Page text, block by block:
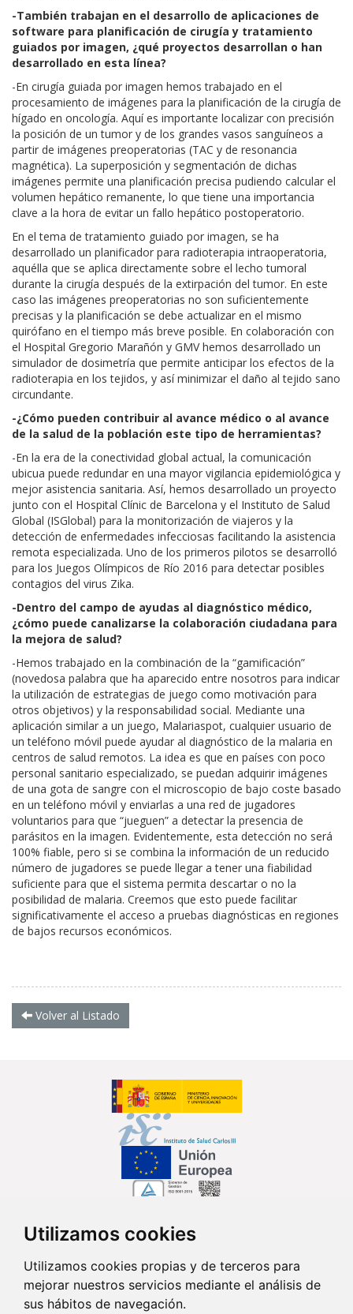
Utilizamos cookies
Utilizamos cookies propias y de terceros para
mejorar nuestros servicios mediante el análisis de
sus hábitos de navegación.
-También trabajan en el desarrollo de aplicaciones de
software para planificación de cirugía y tratamiento
guiados por imagen, ¿qué proyectos desarrollan o han
desarrollado en esta línea?
-En cirugía guiada por imagen hemos trabajado en el
procesamiento de imágenes para la planificación de la cirugía de
hígado en oncología. Aquí es importante localizar con precisión
la posición de un tumor y de los grandes vasos sanguíneos a
partir de imágenes preoperatorias (TAC y de resonancia
magnética). La superposición y segmentación de dichas
imágenes permite una planificación precisa pudiendo calcular el
volumen hepático remanente, lo que tiene una importancia
clave a la hora de evitar un fallo hepático postoperatorio.
En el tema de tratamiento guiado por imagen, se ha
desarrollado un planificador para radioterapia intraoperatoria,
aquélla que se aplica directamente sobre el lecho tumoral
durante la cirugía después de la extirpación del tumor. En este
caso las imágenes preoperatorias no son suficientemente
precisas y la planificación se debe actualizar en el mismo
quirófano en el tiempo más breve posible. En colaboración con
el Hospital Gregorio Marañón y GMV hemos desarrollado un
simulador de dosimetría que permite anticipar los efectos de la
radioterapia en los tejidos, y así minimizar el daño al tejido sano
circundante.
-¿Cómo pueden contribuir al avance médico o al avance
de la salud de la población este tipo de herramientas?
-En la era de la conectividad global actual, la comunicación
ubicua puede redundar en una mayor vigilancia epidemiológica y
mejor asistencia sanitaria. Así, hemos desarrollado un proyecto
junto con el Hospital Clínic de Barcelona y el Instituto de Salud
Global (ISGlobal) para la monitorización de viajeros y la
detección de enfermedades infecciosas facilitando la asistencia
remota especializada. Uno de los primeros pilotos se desarrolló
para los Juegos Olímpicos de Río 2016 para detectar posibles
contagios del virus Zika.
-Dentro del campo de ayudas al diagnóstico médico,
¿cómo puede canalizarse la colaboración ciudadana para
la mejora de salud?
-Hemos trabajado en la combinación de la “gamificación”
(novedosa palabra que ha aparecido entre nosotros para indicar
la utilización de estrategias de juego como motivación para
otros objetivos) y la responsabilidad social. Mediante una
aplicación similar a un juego, Malariaspot, cualquier usuario de
un teléfono móvil puede ayudar al diagnóstico de la malaria en
centros de salud remotos. La idea es que en países con poco
personal sanitario especializado, se puedan adquirir imágenes
de una gota de sangre con el microscopio de bajo coste basado
en un teléfono móvil y enviarlas a una red de jugadores
voluntarios para que “jueguen” a detectar la presencia de
parásitos en la imagen. Evidentemente, esta detección no será
100% fiable, pero si se combina la información de un reducido
número de jugadores se puede llegar a tener una fiabilidad
suficiente para que el sistema permita descartar o no la
posibilidad de malaria. Creemos que esto puede facilitar
significativamente el acceso a pruebas diagnósticas en regiones
de bajos recursos económicos.
Volver al Listado
Síguenos en...
Contacto